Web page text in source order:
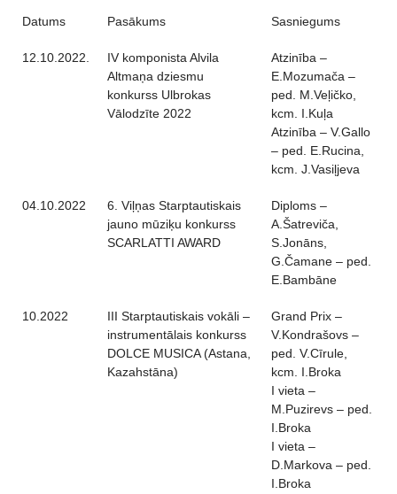
Datums Pasākums Sasniegums
12.10.2022.
IV komponista Alvila
Altmaņa dziesmu
konkurss Ulbrokas
Vālodzīte 2022
Atzinība –
E.Mozumača –
ped. M.Veļičko,
kcm. I.Kuļa
Atzinība – V.Gallo
– ped. E.Rucina,
kcm. J.Vasiļjeva
04.10.2022
6. Viļņas Starptautiskais
jauno mūziķu konkurss
SCARLATTI AWARD
Diploms –
A.Šatreviča,
S.Jonāns,
G.Čamane – ped.
E.Bambāne
10.2022
III Starptautiskais vokāli –
instrumentālais konkurss
DOLCE MUSICA (Astana,
Kazahstāna)
Grand Prix –
V.Kondrašovs –
ped. V.Cīrule,
kcm. I.Broka
I vieta –
M.Puzirevs – ped.
I.Broka
I vieta –
D.Markova – ped.
I.Broka